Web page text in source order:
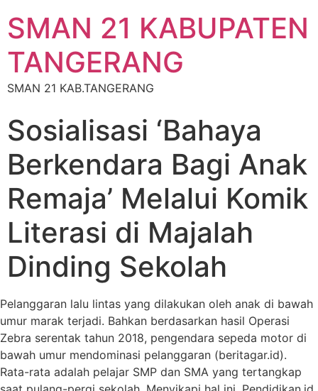
SMAN 21 KABUPATEN
TANGERANG
SMAN 21 KAB.TANGERANG
Sosialisasi ‘Bahaya
Berkendara Bagi Anak
Remaja’ Melalui Komik
Literasi di Majalah
Dinding Sekolah
Pelanggaran lalu lintas yang dilakukan oleh anak di bawah
umur marak terjadi. Bahkan berdasarkan hasil Operasi
Zebra serentak tahun 2018, pengendara sepeda motor di
bawah umur mendominasi pelanggaran (beritagar.id).
Rata-rata adalah pelajar SMP dan SMA yang tertangkap